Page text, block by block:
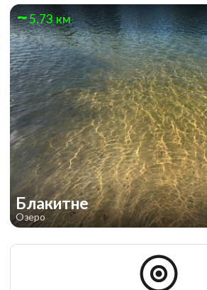
5.73 км
Блакитне
Озеро